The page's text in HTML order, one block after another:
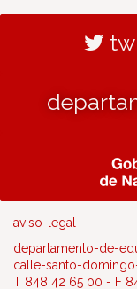
aviso-legal
departamento-de-
calle-santo-
T 848 42 65 00 - F